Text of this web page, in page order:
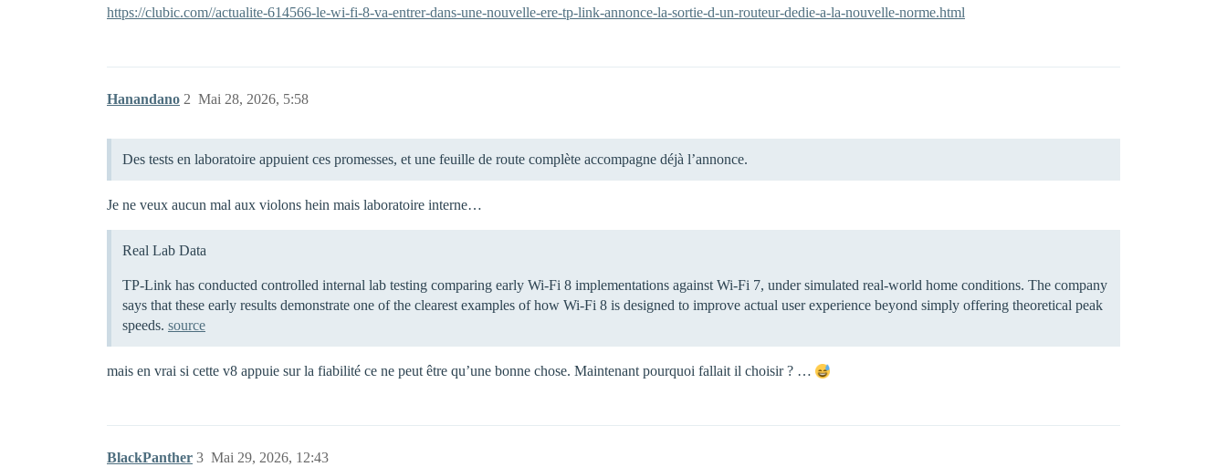
https://clubic.com//actualite-614566-le-wi-fi-8-va-entrer-dans-une-nouvelle-ere-tp-link-annonce-la-sortie-d-un-routeur-dedie-a-la-nouvelle-norme.html
Hanandano Mai 28, 2026, 5:58
2
Des tests en laboratoire appuient ces promesses, et une feuille de route complète accompagne déjà l’annonce.
Je ne veux aucun mal aux violons hein mais laboratoire interne…
Real Lab Data
TP-Link has conducted controlled internal lab testing comparing early Wi-Fi 8 implementations against Wi-Fi 7, under simulated real-world home conditions. The company
says that these early results demonstrate one of the clearest examples of how Wi-Fi 8 is designed to improve actual user experience beyond simply offering theoretical peak
speeds. source
mais en vrai si cette v8 appuie sur la fiabilité ce ne peut être qu’une bonne chose. Maintenant pourquoi fallait il choisir ? …
BlackPanther Mai 29, 2026, 12:43
3